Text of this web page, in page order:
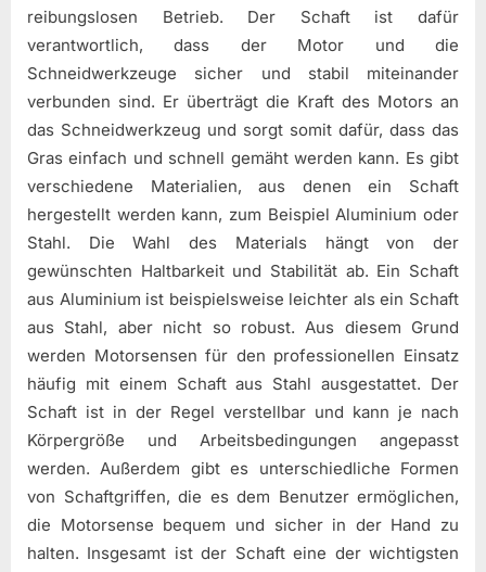
reibungslosen Betrieb. Der Schaft ist dafür
verantwortlich, dass der Motor und die
Schneidwerkzeuge sicher und stabil miteinander
verbunden sind. Er überträgt die Kraft des Motors an
das Schneidwerkzeug und sorgt somit dafür, dass das
Gras einfach und schnell gemäht werden kann. Es gibt
verschiedene Materialien, aus denen ein Schaft
hergestellt werden kann, zum Beispiel Aluminium oder
Stahl. Die Wahl des Materials hängt von der
gewünschten Haltbarkeit und Stabilität ab. Ein Schaft
aus Aluminium ist beispielsweise leichter als ein Schaft
aus Stahl, aber nicht so robust. Aus diesem Grund
werden Motorsensen für den professionellen Einsatz
häufig mit einem Schaft aus Stahl ausgestattet. Der
Schaft ist in der Regel verstellbar und kann je nach
Körpergröße und Arbeitsbedingungen angepasst
werden. Außerdem gibt es unterschiedliche Formen
von Schaftgriffen, die es dem Benutzer ermöglichen,
die Motorsense bequem und sicher in der Hand zu
halten. Insgesamt ist der Schaft eine der wichtigsten